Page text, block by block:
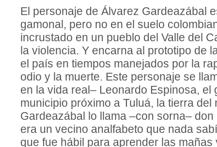
El personaje de Álvarez Gardeazábal
gamonal, pero no en el suelo
incrustado en un pueblo del Valle del
la violencia. Y encarna al prototipo de
el país en tiempos manejados por la
odio y la muerte. Este personaje se
en la vida real– Leonardo Espinosa, el
municipio próximo a Tuluá, la tierra del
Gardeazábal lo llama –con sorna–
era un vecino analfabeto que nada
que fue hábil para aprender las mañas